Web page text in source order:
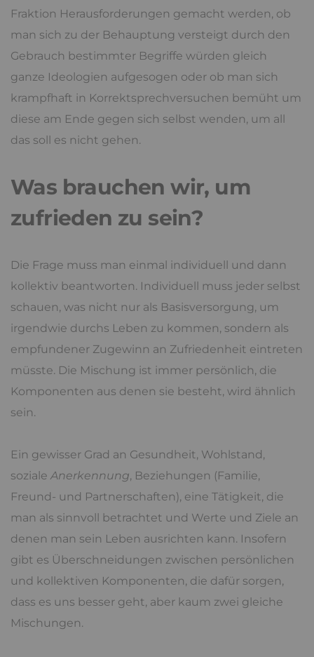
Fraktion Herausforderungen gemacht werden, ob
man sich zu der Behauptung versteigt durch den
Gebrauch bestimmter Begriffe würden gleich
ganze Ideologien aufgesogen oder ob man sich
krampfhaft in Korrektsprechversuchen bemüht um
diese am Ende gegen sich selbst wenden, um all
das soll es nicht gehen.
Was brauchen wir, um
zufrieden zu sein?
Die Frage muss man einmal individuell und dann
kollektiv beantworten. Individuell muss jeder selbst
schauen, was nicht nur als Basisversorgung, um
irgendwie durchs Leben zu kommen, sondern als
empfundener Zugewinn an Zufriedenheit eintreten
müsste. Die Mischung ist immer persönlich, die
Komponenten aus denen sie besteht, wird ähnlich
sein.
Ein gewisser Grad an Gesundheit, Wohlstand,
sozialeAnerkennung, Beziehungen (Familie,
Freund- und Partnerschaften), eine Tätigkeit, die
man als sinnvoll betrachtet und Werte und Ziele an
denen man sein Leben ausrichten kann. Insofern
gibt es Überschneidungen zwischen persönlichen
und kollektiven Komponenten, die dafür sorgen,
dass es uns besser geht, aber kaum zwei gleiche
Mischungen.